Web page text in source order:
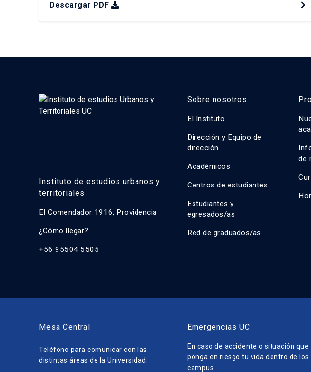
su patrimonio histórico. El diagnóstico prospectivo identifica
problemáticas como la desconfianza […]
Descargar PDF
Instituto de estudios urbanos y
territoriales
El Comendador 1916, Providencia
¿Cómo llegar?
+56 95504 5505
Sobre nosotros
El Instituto
Dirección y Equipo de
dirección
Académicos
Centros de estudiantes
Estudiantes y
egresados/as
Red de graduados/as
de
Mesa Central
Teléfono para comunicar con las
distintas áreas de la Universidad.
Emergencias UC
En caso de accidente o situación que
ponga en riesgo tu vida dentro de los
campus.